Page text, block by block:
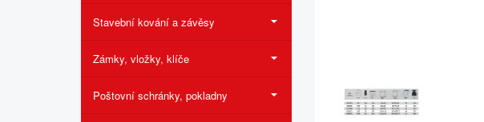
Stavební kování a závěsy
Zámky, vložky, klíče
Poštovní schránky, pokladny